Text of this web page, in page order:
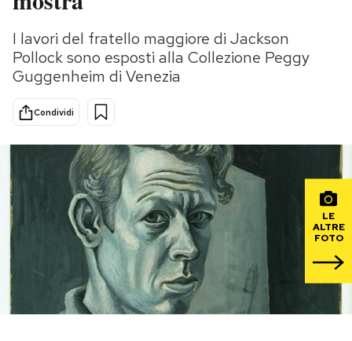
Politica
Tecnologia
Internet
Scienza
Cultura
Economia
Storie/Idee
Ok Boomer!
Mondiali calcio 2026
PODCAST
NEWSLETTER
I lavori del fratello maggiore di Jackson
Pollock sono esposti alla Collezione Peggy
Guggenheim di Venezia
Condividi
LE
ALTRE
FOTO